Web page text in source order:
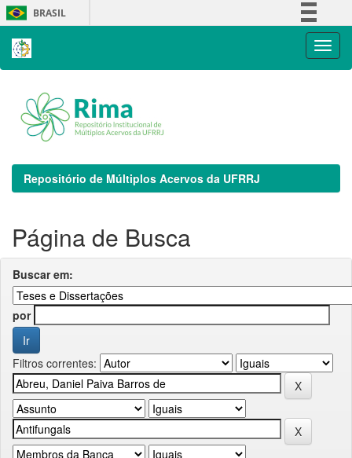
Skip
navigation
BRASIL
Repositório de Múltiplos Acervos da UFRRJ
Página de Busca
Buscar em:
por
Filtros correntes: